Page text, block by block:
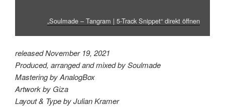
„Soulmade – Tangram | 5-Track Snippet“ direkt öffnen
released November 19, 2021
Produced, arranged and mixed by Soulmade
Mastering by AnalogBox
Artwork by Giza
Layout & Type by Julian Kramer